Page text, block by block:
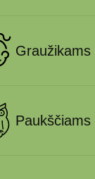
Graužikams
Paukščiams